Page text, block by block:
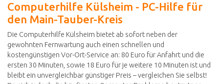
Computerhilfe Külsheim - PC-Hilfe für
den Main-Tauber-Kreis
Die Computerhilfe Külsheim bietet ab sofort neben der
gewohnten Fernwartung auch einen schnellen und
kostengünstigen Vor-Ort-Service an: 80 Euro für Anfahrt und die
ersten 30 Minuten, sowie 18 Euro für je weitere 10 Minuten ist und
bleibt ein unvergleichbar günstiger Preis – vergleichen Sie selbst!